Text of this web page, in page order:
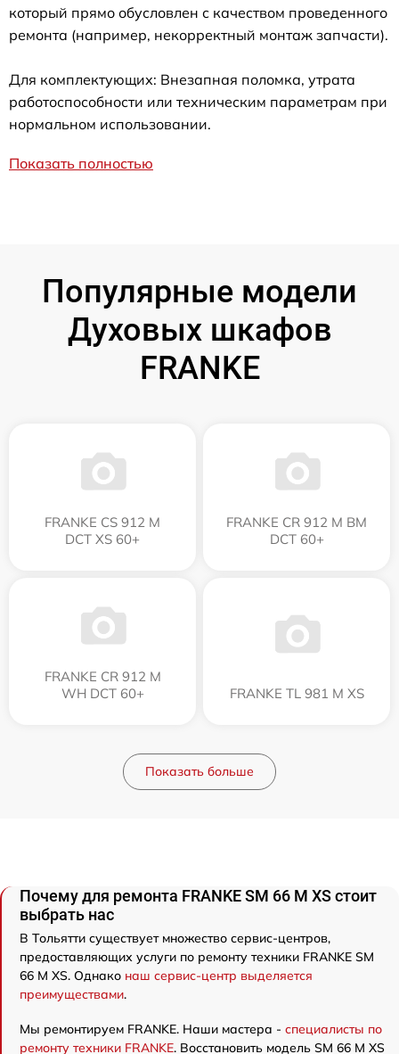
который прямо обусловлен с качеством проведенного
ремонта (например, некорректный монтаж запчасти).
Для комплектующих: Внезапная поломка, утрата
работоспособности или техническим параметрам при
нормальном использовании.
Показать полностью
Популярные модели
Духовых шкафов
FRANKE
FRANKE CS 912 M
DCT XS 60+
FRANKE CR 912 M BM
DCT 60+
FRANKE CR 912 M
WH DCT 60+
FRANKE TL 981 M XS
Показать больше
Почему для ремонта FRANKE SM 66 M XS стоит
выбрать нас
В Тольятти существует множество сервис-центров,
предоставляющих услуги по ремонту техники FRANKE SM
66 M XS. Однако наш сервис-центр выделяется
преимуществами.
Мы ремонтируем FRANKE. Наши мастера - специалисты по
ремонту техники FRANKE. Восстановить модель SM 66 M XS